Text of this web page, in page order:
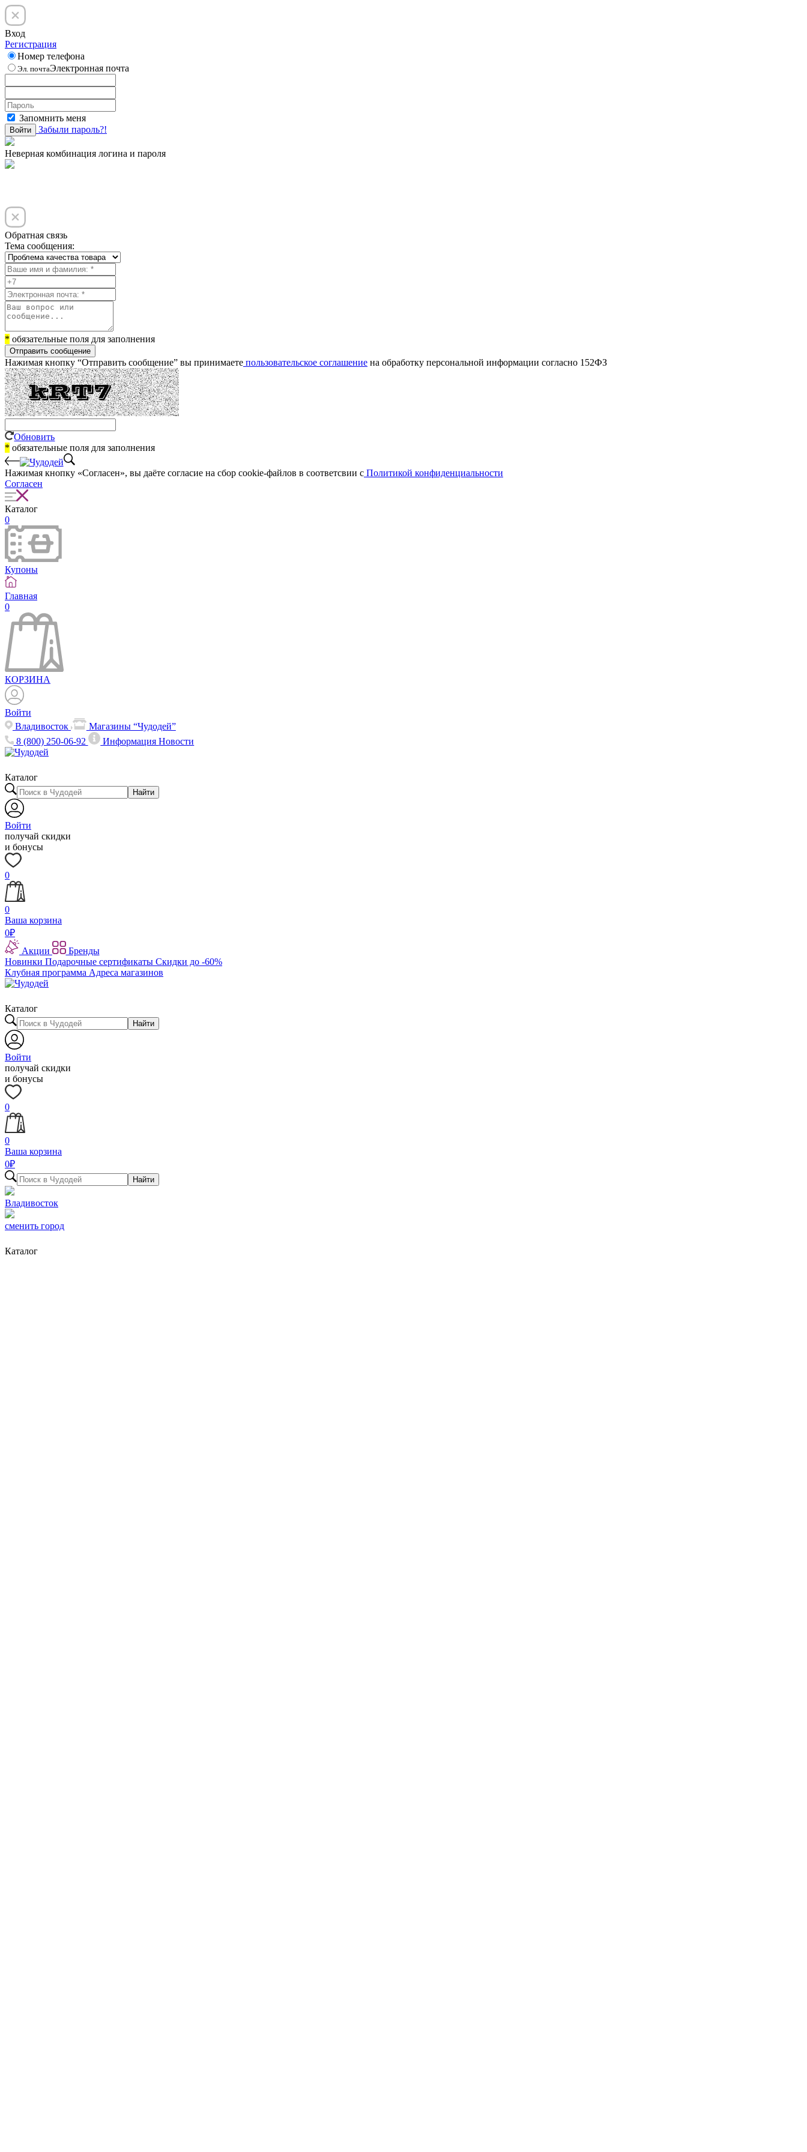
Вход
Регистрация
Номер телефона
Эл. почтаЭлектронная почта
Запомнить меня
Войти Забыли пароль?!
Неверная комбинация логина и пароля
Обратная связь
Тема сообщения:
* обязательные поля для заполнения
Отправить сообщение
Нажимая кнопку “Отправить сообщение” вы принимаете пользовательское соглашение на обработку персональной информации согласно 152ФЗ
Обновить
* обязательные поля для заполнения
Нажимая кнопку «Согласен», вы даёте cогласие на сбор cookie-файлов в соответсвии с Политикой конфиденциальности
Согласен
Каталог
0
Купоны
Главная
0
КОРЗИНА
Войти
Владивосток
Магазины “Чудодей”
8 (800) 250-06-92
ИнформацияНовости
Каталог
Найти
Войти
получай скидки
и бонусы
0
0
Ваша корзина
0₽
Акции
Бренды
Новинки Подарочные сертификаты Скидки до -60%
Клубная программа Адреса магазинов
Каталог
Найти
Войти
получай скидки
и бонусы
0
0
Ваша корзина
0₽
Найти
Владивосток
сменить город
Каталог